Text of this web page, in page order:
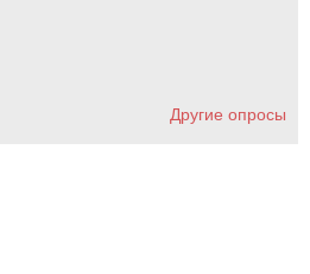
Другие опросы